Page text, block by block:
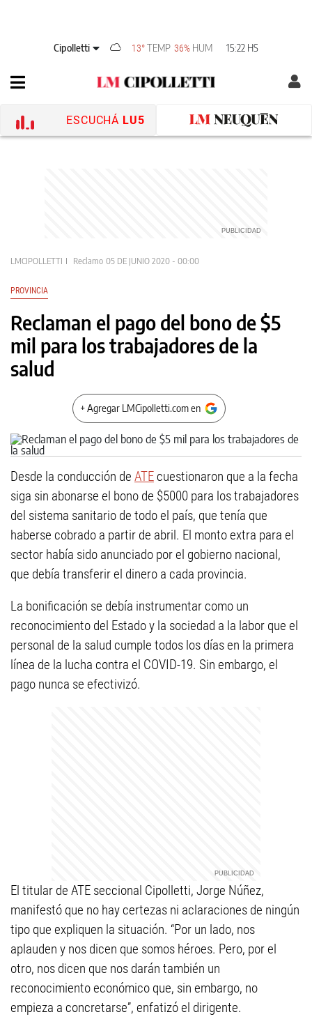
Cipolletti 13°TEMP 36% HUM 15:22 HS
ESCUCHÁ LU5
LMCIPOLLETTI Reclamo 05 DE JUNIO 2020 - 00:00
PROVINCIA
Reclaman el pago del bono de $5
mil para los trabajadores de la
salud
+ Agregar LMCipolletti.com en
Desde la conducción de ATE cuestionaron que a la fecha
siga sin abonarse el bono de $5000 para los trabajadores
del sistema sanitario de todo el país, que tenía que
haberse cobrado a partir de abril. El monto extra para el
sector había sido anunciado por el gobierno nacional,
que debía transferir el dinero a cada provincia.
La bonificación se debía instrumentar como un
reconocimiento del Estado y la sociedad a la labor que el
personal de la salud cumple todos los días en la primera
línea de la lucha contra el COVID-19. Sin embargo, el
pago nunca se efectivizó.
El titular de ATE seccional Cipolletti, Jorge Núñez,
manifestó que no hay certezas ni aclaraciones de ningún
tipo que expliquen la situación. “Por un lado, nos
aplauden y nos dicen que somos héroes. Pero, por el
otro, nos dicen que nos darán también un
reconocimiento económico que, sin embargo, no
empieza a concretarse”, enfatizó el dirigente.